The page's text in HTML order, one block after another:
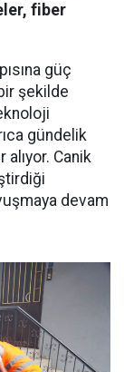
fiber
güç
şekilde
gündelik
alıyor. Canik
devam